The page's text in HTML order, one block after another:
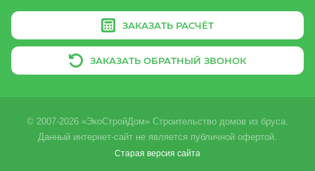
ЗАКАЗАТЬ РАСЧЁТ
ЗАКАЗАТЬ ОБРАТНЫЙ ЗВОНОК
© 2007-2026 «ЭкоСтройДом» Строительство домов из бруса.
Данный интернет-сайт не является публичной офертой.
Старая версия сайта